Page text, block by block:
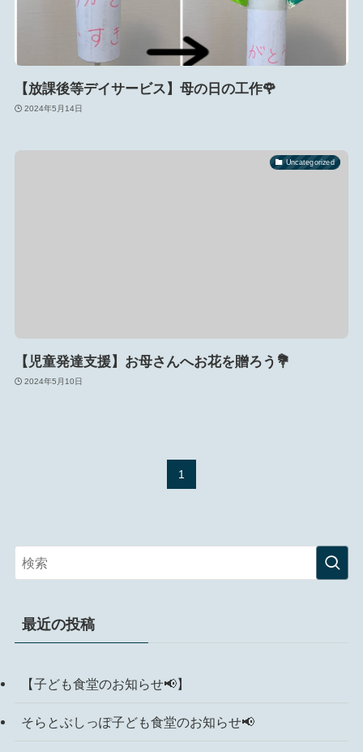
【放課後等デイサービス】母の日の工作🌹
2024年5月14日
Uncategorized
【児童発達支援】お母さんへお花を贈ろう💐
2024年5月10日
1
最近の投稿
【子ども食堂のお知らせ📢】
そらとぶしっぽ子ども食堂のお知らせ📢